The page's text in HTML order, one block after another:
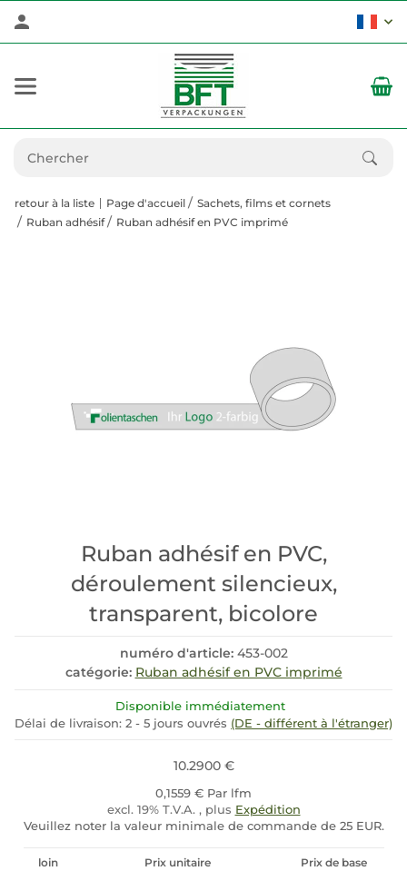
retour à la liste Page d'accueil
Sachets, films et cornets
Ruban adhésif
Ruban adhésif en PVC imprimé
Ruban adhésif en PVC,
déroulement silencieux,
transparent, bicolore
numéro d'article: 453-002
catégorie: Ruban adhésif en PVC imprimé
Disponible immédiatement
Délai de livraison: 2 - 5 jours ouvrés (DE - différent à l'étranger)
10.2900 €
0,1559 € Par lfm
excl. 19% T.V.A. , plus Expédition
Veuillez noter la valeur minimale de commande de 25 EUR.
loin Prix unitaire Prix de base